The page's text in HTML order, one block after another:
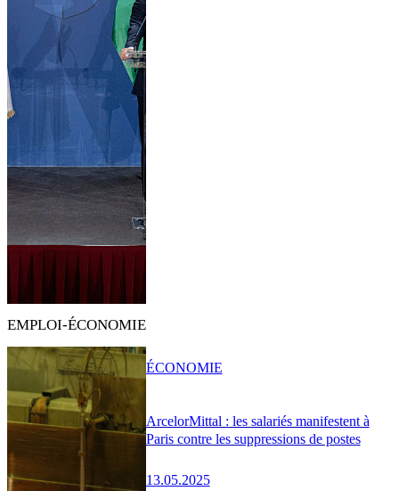
EMPLOI-ÉCONOMIE
ArcelorMittal : les salariés manifestent à
Paris contre les suppressions de postes
13.05.2025
ÉCONOMIE